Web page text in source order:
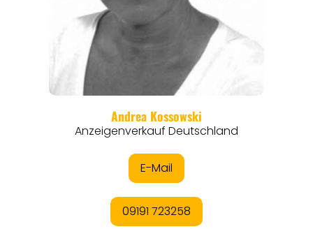
THEMEN
ANGEBOTE